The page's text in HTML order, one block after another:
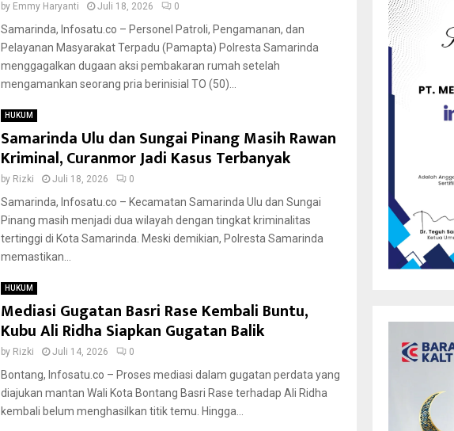
by Emmy Haryanti Juli 18, 2026 0
Samarinda, Infosatu.co – Personel Patroli, Pengamanan, dan
Pelayanan Masyarakat Terpadu (Pamapta) Polresta Samarinda
menggagalkan dugaan aksi pembakaran rumah setelah
mengamankan seorang pria berinisial TO (50)...
HUKUM
Samarinda Ulu dan Sungai Pinang Masih Rawan
Kriminal, Curanmor Jadi Kasus Terbanyak
by Rizki Juli 18, 2026 0
Samarinda, Infosatu.co – Kecamatan Samarinda Ulu dan Sungai
Pinang masih menjadi dua wilayah dengan tingkat kriminalitas
tertinggi di Kota Samarinda. Meski demikian, Polresta Samarinda
memastikan...
HUKUM
Mediasi Gugatan Basri Rase Kembali Buntu,
Kubu Ali Ridha Siapkan Gugatan Balik
by Rizki Juli 14, 2026 0
Bontang, Infosatu.co – Proses mediasi dalam gugatan perdata yang
diajukan mantan Wali Kota Bontang Basri Rase terhadap Ali Ridha
kembali belum menghasilkan titik temu. Hingga...